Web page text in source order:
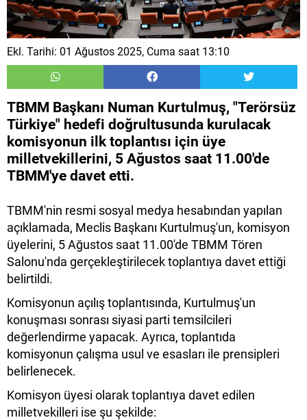
Ekl. Tarihi: 01 Ağustos 2025, Cuma saat 13:10
TBMM Başkanı Numan Kurtulmuş, "Terörsüz
Türkiye" hedefi doğrultusunda kurulacak
komisyonun ilk toplantısı için üye
milletvekillerini, 5 Ağustos saat 11.00'de
TBMM'ye davet etti.
TBMM'nin resmi sosyal medya hesabından yapılan
açıklamada, Meclis Başkanı Kurtulmuş'un, komisyon
üyelerini, 5 Ağustos saat 11.00'de TBMM Tören
Salonu'nda gerçekleştirilecek toplantıya davet ettiği
belirtildi.
Komisyonun açılış toplantısında, Kurtulmuş'un
konuşması sonrası siyasi parti temsilcileri
değerlendirme yapacak. Ayrıca, toplantıda
komisyonun çalışma usul ve esasları ile prensipleri
belirlenecek.
Komisyon üyesi olarak toplantıya davet edilen
milletvekilleri ise şu şekilde: